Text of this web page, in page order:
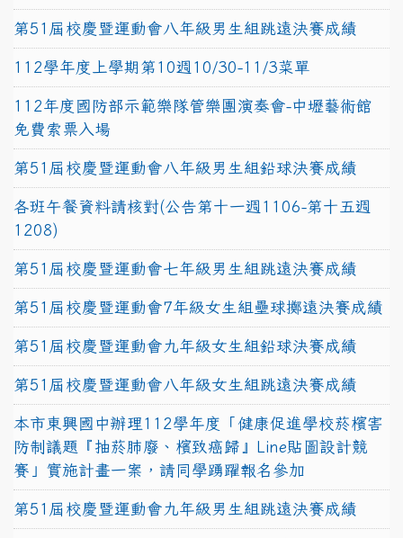
第51屆校慶暨運動會八年級男生組跳遠決賽成績
112學年度上學期第10週10/30-11/3菜單
112年度國防部示範樂隊管樂團演奏會-中壢藝術館
免費索票入場
第51屆校慶暨運動會八年級男生組鉛球決賽成績
各班午餐資料請核對(公告第十一週1106-第十五週
1208)
第51屆校慶暨運動會七年級男生組跳遠決賽成績
第51屆校慶暨運動會7年級女生組壘球擲遠決賽成績
第51屆校慶暨運動會九年級女生組鉛球決賽成績
第51屆校慶暨運動會八年級女生組跳遠決賽成績
本市東興國中辦理112學年度「健康促進學校菸檳害
防制議題『抽菸肺廢、檳致癌歸』Line貼圖設計競
賽」實施計畫一案，請同學踴躍報名參加
第51屆校慶暨運動會九年級男生組跳遠決賽成績